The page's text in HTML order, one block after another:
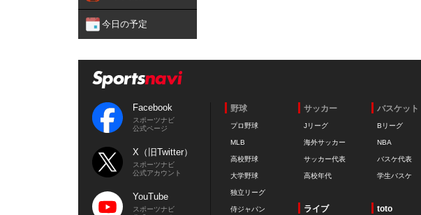
今日の予定
Facebook
スポーツナビ
公式ページ
X（旧Twitter）
スポーツナビ
公式アカウント
YouTube
スポーツナビ
野球
プロ野球
MLB
高校野球
大学野球
独立リーグ
侍ジャパン
サッカー
Jリーグ
海外サッカー
サッカー代表
高校年代
バスケット
Bリーグ
NBA
バスケ代表
学生バスケ
ライブ toto